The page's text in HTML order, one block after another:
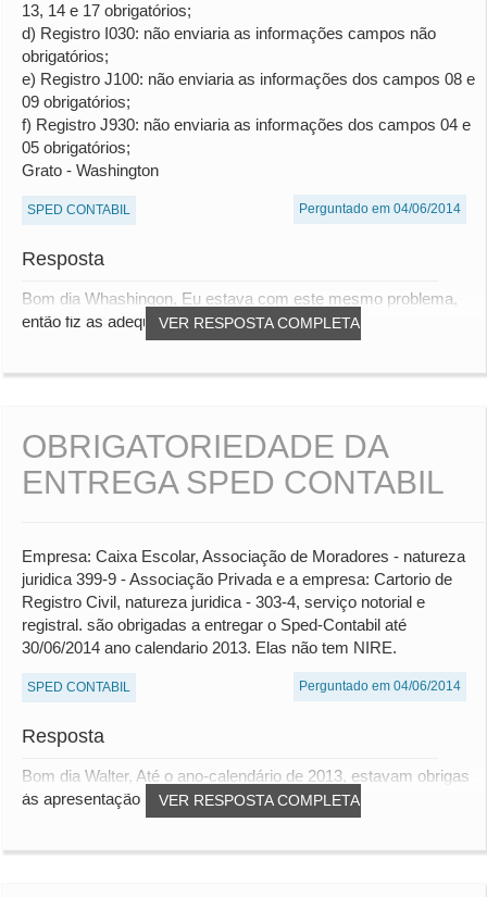
13, 14 e 17 obrigatórios;
d) Registro I030: não enviaria as informações campos não
obrigatórios;
e) Registro J100: não enviaria as informações dos campos 08 e
09 obrigatórios;
f) Registro J930: não enviaria as informações dos campos 04 e
05 obrigatórios;
Grato - Washington
SPED CONTABIL Perguntado em 04/06/2014
Resposta
VER RESPOSTA COMPLETA
Bom dia Whashingon, Eu estava com este mesmo problema,
então fiz as adequações no txt para atender...
OBRIGATORIEDADE DA
ENTREGA SPED CONTABIL
Empresa: Caixa Escolar, Associação de Moradores - natureza
juridica 399-9 - Associação Privada e a empresa: Cartorio de
Registro Civil, natureza juridica - 303-4, serviço notorial e
registral. são obrigadas a entregar o Sped-Contabil até
30/06/2014 ano calendario 2013. Elas não tem NIRE.
SPED CONTABIL Perguntado em 04/06/2014
Resposta
VER RESPOSTA COMPLETA
Bom dia Walter, Até o ano-calendário de 2013, estavam obrigas
às apresentação do Sped Contábil as s...